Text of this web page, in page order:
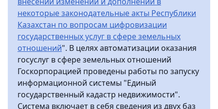
некоторые законодательные акты Республики
Казахстан по вопросам цифровизации
государственных услуг в сфере земельных
отношений". В целях автоматизации оказания
госуслуг в сфере земельных отношений
Госкорпорацией проведены работы по запуску
информационной системы "Единый
государственный кадастр недвижимости".
Система включает в себя сведения из двух баз